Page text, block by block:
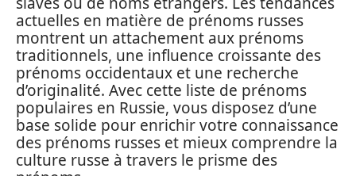
actuelles en matière de prénoms russes
montrent un attachement aux prénoms
traditionnels, une influence croissante des
prénoms occidentaux et une recherche
d’originalité. Avec cette liste de prénoms
populaires en Russie, vous disposez d’une
base solide pour enrichir votre connaissance
des prénoms russes et mieux comprendre la
culture russe à travers le prisme des